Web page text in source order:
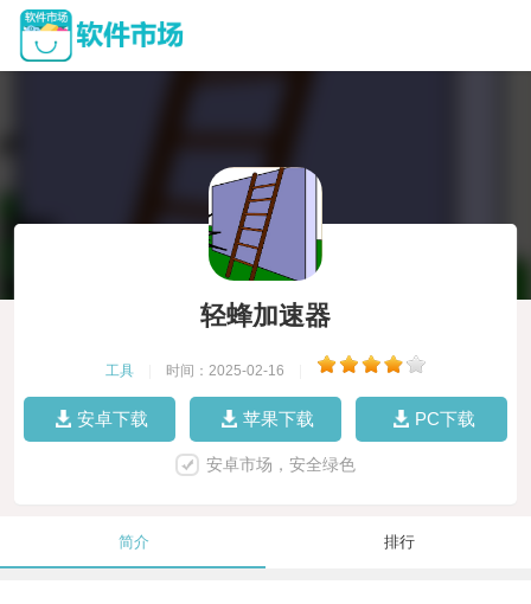
轻蜂加速器
工具 时间：2025-02-16
安卓下载 苹果下载 PC下载
安卓市场，安全绿色
简介 排行